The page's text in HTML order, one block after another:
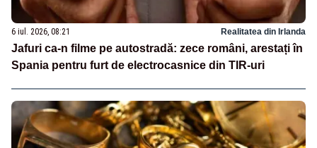
6 iul. 2026, 08:21 Realitatea din Irlanda
Jafuri ca-n filme pe autostradă: zece români, arestați în
Spania pentru furt de electrocasnice din TIR-uri